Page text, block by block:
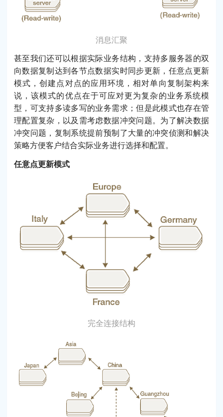
消息汇聚
甚至我们还可以根据实际业务结构，支持多服务器的双
向数据复制达到各节点数据实时同步更新，任意点更新
模式，创建点对点的应用环境，相对单向复制架构来
说，该模式的优点在于可应对更为复杂的业务系统模
型，可支持多读多写的业务需求；但是此模式也存在管
理配置复杂，以及需考虑数据冲突问题。为了解决数据
冲突问题，复制系统提前预制了大量的冲突侦测和解决
策略方便客户结合实际业务进行选择和配置。
任意点更新模式
完全连接结构